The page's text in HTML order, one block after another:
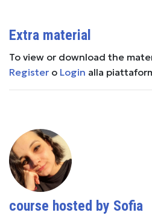
Extra material
To view or download the
Register o Login alla
course hosted by Sofia